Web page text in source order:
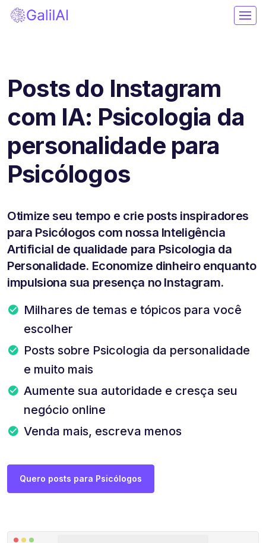
Posts do Instagram
com IA: Psicologia da
personalidade para
Psicólogos
Otimize seu tempo e crie posts inspiradores
para Psicólogos com nossa Inteligência
Artificial de qualidade para Psicologia da
Personalidade. Economize dinheiro enquanto
impulsiona sua presença no Instagram.
Milhares de temas e tópicos para você
escolher
Posts sobre Psicologia da personalidade
e muito mais
Aumente sua autoridade e cresça seu
negócio online
Venda mais, escreva menos
Quero posts para Psicólogos